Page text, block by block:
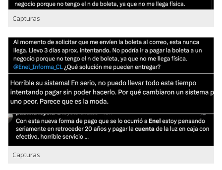
Capturas
Capturas